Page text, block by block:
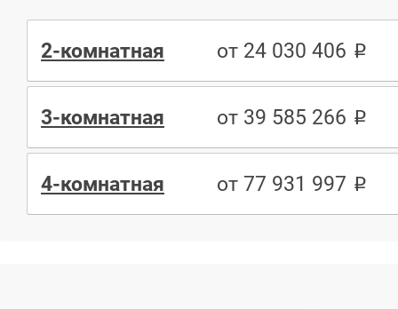
2-комнатная от 24 030 406
3-комнатная от 39 585 266
4-комнатная от 77 931 997